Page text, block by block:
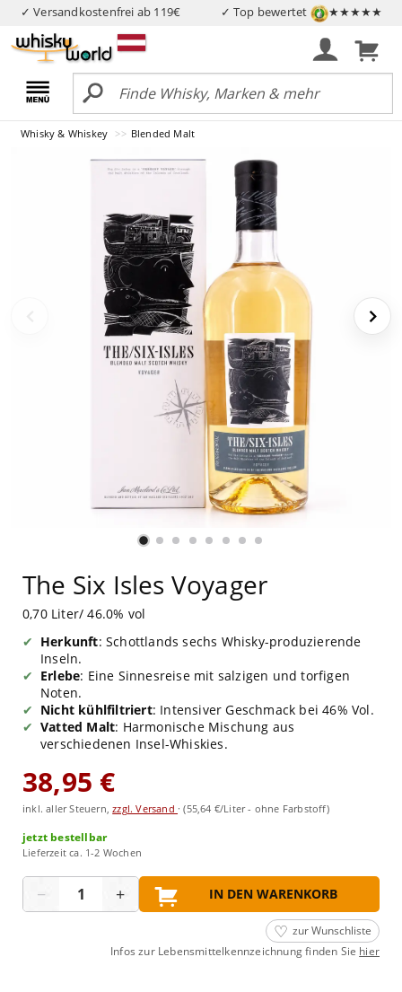
✓ Versandkostenfrei ab 119€ ✓ Top bewertet ★★★★★
Whisky & Whiskey Blended Malt
The Six Isles Voyager
0,70 Liter/ 46.0% vol
Herkunft: Schottlands sechs Whisky-produzierende
Inseln.
Erlebe: Eine Sinnesreise mit salzigen und torfigen
Noten.
Nicht kühlfiltriert: Intensiver Geschmack bei 46% Vol.
Vatted Malt: Harmonische Mischung aus
verschiedenen Insel-Whiskies.
38,95 €
inkl. aller Steuern,zzgl. Versand ·(55,64 €/Liter - ohne Farbstoff)
jetzt bestellbar
Lieferzeit ca. 1-2 Wochen
− + IN DEN WARENKORB
zur Wunschliste
Infos zur Lebensmittelkennzeichnung finden Sie hier